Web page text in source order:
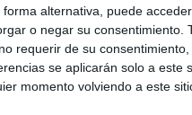
alternativa, puede
o negar su consentimiento.
requerir de su
se aplicarán solo a
momento volviendo a este
tráfico peatonal en
23/07/2026 0